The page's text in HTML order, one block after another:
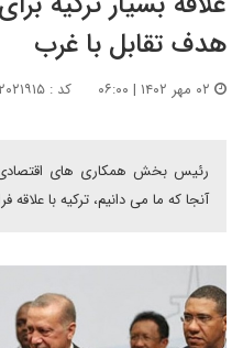
هدف تقابل با غرب
کد : ۲۰۲۱۹۱۵
رئیس بخش همکاری های اقتصادی
آنجا که ما می دانیم، ترکیه با